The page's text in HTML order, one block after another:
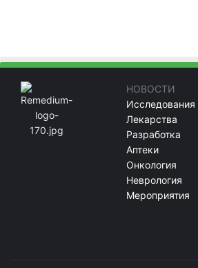
НОВОСТИ
Исследования
Лекарства
Разработка
Аптеки
Онкология
Неврология
Мероприятия